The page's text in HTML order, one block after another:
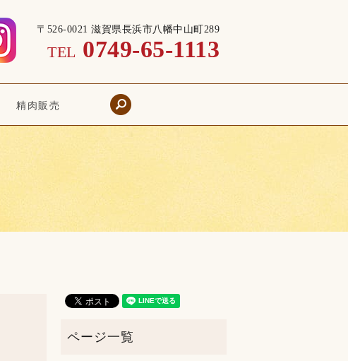
〒526-0021 滋賀県長浜市八幡中山町289
TEL 0749-65-1113
精肉販売